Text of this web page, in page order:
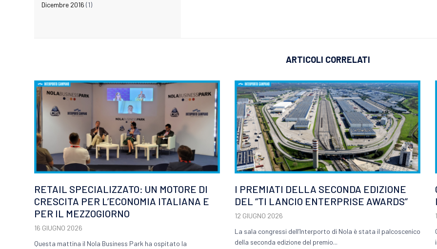
Dicembre 2016 (1)
ARTICOLI CORRELATI
RETAIL SPECIALIZZATO: UN MOTORE DI
CRESCITA PER L’ECONOMIA ITALIANA E
PER IL MEZZOGIORNO
16 GIUGNO 2026
Questa mattina il Nola Business Park ha ospitato la
I PREMIATI DELLA SECONDA EDIZIONE
DEL “TI LANCIO ENTERPRISE AWARDS”
12 GIUGNO 2026
La sala congressi dell’Interporto di Nola è stata il palcoscenico
della seconda edizione del premio...